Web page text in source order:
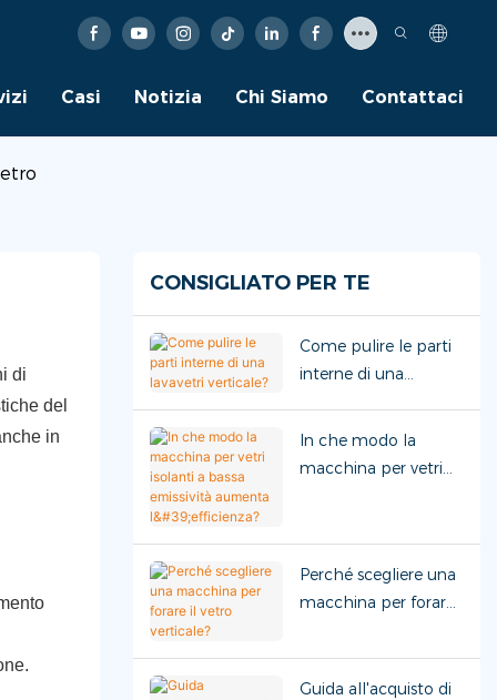
Casi Notizia Chi Siamo Contattaci
di
del
in
CONSIGLIATO PER TE
Come pulire le parti
interne di una
In che modo la
macchina per vetri
l'efficienza?
Perché scegliere una
macchina per forare
Guida all'acquisto di